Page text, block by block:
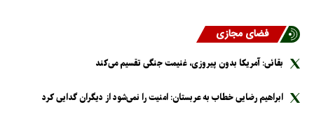
فضای مجازی
بقائی: آمریکا بدون پیروزی، غنیمت جنگی تقسیم می‌کند
ابراهیم رضایی خطاب به عربستان: امنیت را نمی‌شود از دیگران گدایی کرد